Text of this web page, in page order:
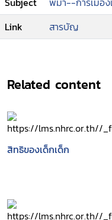
Link
สารบัญ
Related content
สิทธิของเด็กเด็ก